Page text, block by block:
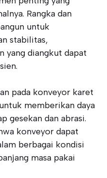
Rangka dan
untuk
stabilitas,
yang diangkut dapat
pada konveyor karet
memberikan daya
gesekan dan abrasi.
konveyor dapat
berbagai kondisi
masa pakai